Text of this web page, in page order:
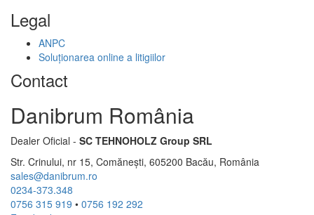
Legal
ANPC
Soluționarea online a litigiilor
Contact
Danibrum România
Dealer Oficial - SC TEHNOHOLZ Group SRL
Str. Crinului, nr 15, Comănești, 605200 Bacău, România
sales@danibrum.ro
0234-373.348
0756 315 919 • 0756 192 292